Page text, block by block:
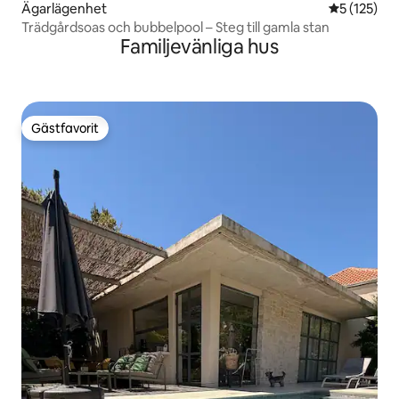
Ägarlägenhet 5 av 5 i
5 (125)
Trädgårdsoas och bubbelpool – Steg till gamla stan
Familjevänliga hus
Gästfavorit
Gästfavorit